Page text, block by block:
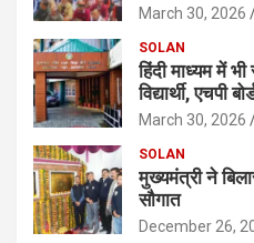
March 30, 2026
SOLAN
हिंदी माध्यम में
विद्यार्थी, एचपी
March 30, 2026
SOLAN
मुख्यमंत्री ने
सौगात
December 26,